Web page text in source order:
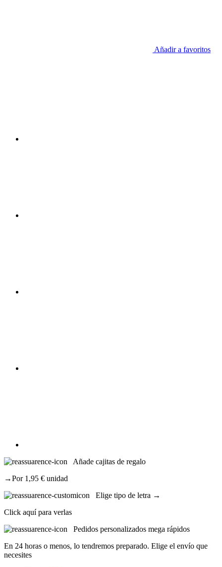
Añadir a favoritos
Añade cajitas de regalo
→Por 1,95 € unidad
Elige tipo de letra →
Click aquí para verlas
Pedidos personalizados mega rápidos
En 24 horas o menos, lo tendremos preparado. Elige el envío que
necesites